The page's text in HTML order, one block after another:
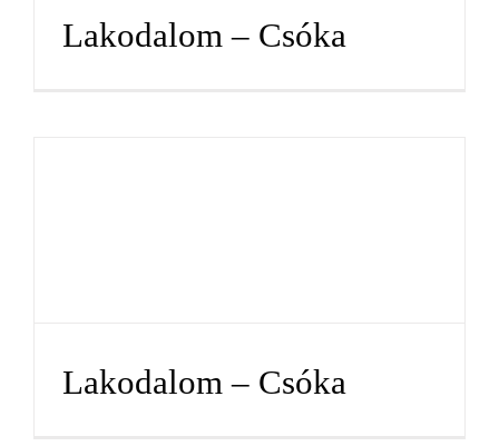
Lakodalom – Csóka
Lakodalom – Csóka